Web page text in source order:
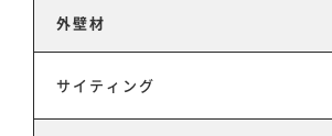
外壁材
サイティング